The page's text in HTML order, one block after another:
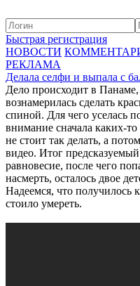
Быстрая регистрация
НОВОСТИ
РЕКЛАМА
Делала селфи и выпала с
Дело происходит в Панаме,
вознамерилась сделать
спиной. Для чего уселась
внимание сначала каких-
не стоит так делать, а
видео. Итог
равновесие, после чего
насмерть, осталось двое
Надеемся, что получилось
стоило умереть.